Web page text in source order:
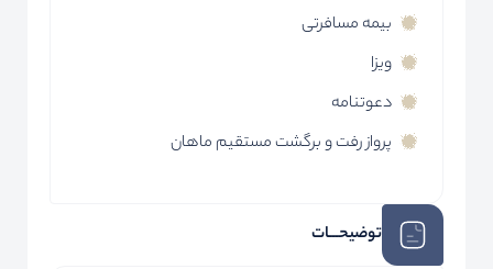
بیمه مسافرتی
ویزا
دعوتنامه
پرواز رفت و برگشت مستقیم ماهان
توضیحـــات